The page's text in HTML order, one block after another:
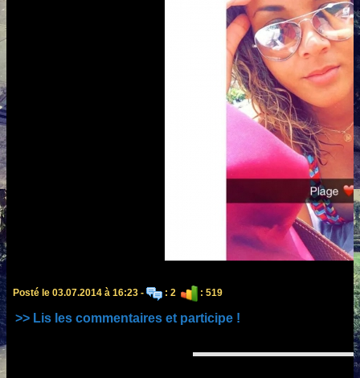
Posté le 03.07.2014 à 16:23 - : 2 : 519
>> Lis les commentaires et participe !